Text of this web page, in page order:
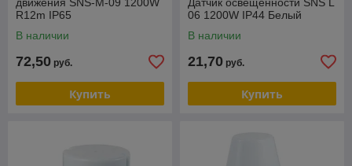
R12m IP65
В наличии
72,50 руб.
Купить
06 1200W IP44 Белый
В наличии
21,70 руб.
Купить